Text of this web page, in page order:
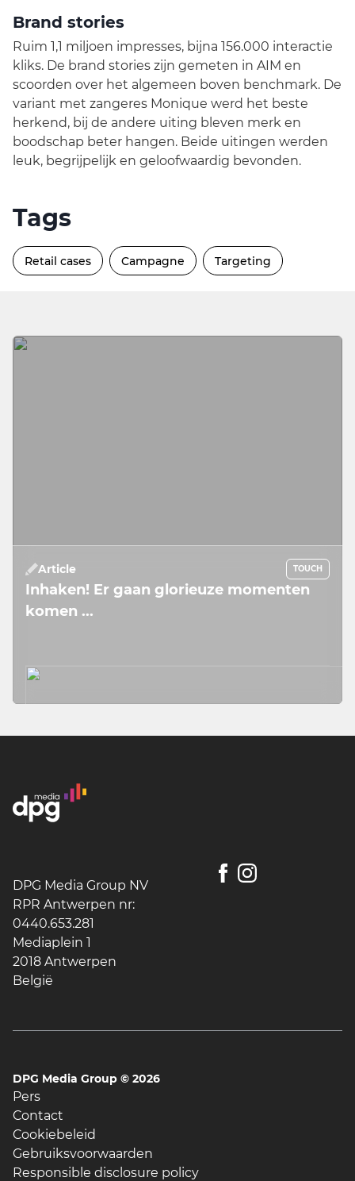
Brand stories
Ruim 1,1 miljoen impresses, bijna 156.000 interactie
kliks. De brand stories zijn gemeten in AIM en
scoorden over het algemeen boven benchmark. De
variant met zangeres Monique werd het beste
herkend, bij de andere uiting bleven merk en
boodschap beter hangen. Beide uitingen werden
leuk, begrijpelijk en geloofwaardig bevonden.
Tags
Retail cases Campagne Targeting
Article TOUCH
Inhaken! Er gaan glorieuze momenten
komen ...
DPG Media Group NV
RPR Antwerpen nr:
0440.653.281
Mediaplein 1
2018 Antwerpen
België
DPG Media Group © 2026
Pers
Contact
Cookiebeleid
Gebruiksvoorwaarden
Responsible disclosure policy